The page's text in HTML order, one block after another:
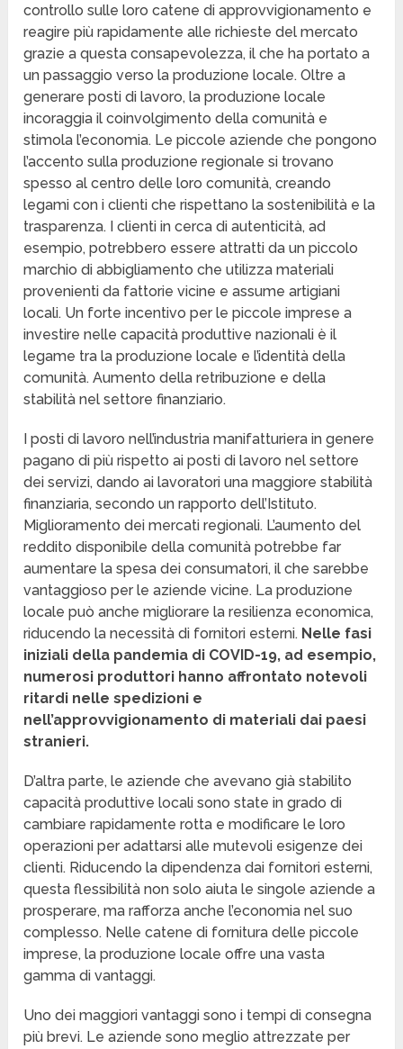
controllo sulle loro catene di approvvigionamento e
reagire più rapidamente alle richieste del mercato
grazie a questa consapevolezza, il che ha portato a
un passaggio verso la produzione locale. Oltre a
generare posti di lavoro, la produzione locale
incoraggia il coinvolgimento della comunità e
stimola l’economia. Le piccole aziende che pongono
l’accento sulla produzione regionale si trovano
spesso al centro delle loro comunità, creando
legami con i clienti che rispettano la sostenibilità e la
trasparenza. I clienti in cerca di autenticità, ad
esempio, potrebbero essere attratti da un piccolo
marchio di abbigliamento che utilizza materiali
provenienti da fattorie vicine e assume artigiani
locali. Un forte incentivo per le piccole imprese a
investire nelle capacità produttive nazionali è il
legame tra la produzione locale e l’identità della
comunità. Aumento della retribuzione e della
stabilità nel settore finanziario.
I posti di lavoro nell’industria manifatturiera in genere
pagano di più rispetto ai posti di lavoro nel settore
dei servizi, dando ai lavoratori una maggiore stabilità
finanziaria, secondo un rapporto dell’Istituto.
Miglioramento dei mercati regionali. L’aumento del
reddito disponibile della comunità potrebbe far
aumentare la spesa dei consumatori, il che sarebbe
vantaggioso per le aziende vicine. La produzione
locale può anche migliorare la resilienza economica,
riducendo la necessità di fornitori esterni. Nelle fasi
iniziali della pandemia di COVID-19, ad esempio,
numerosi produttori hanno affrontato notevoli
ritardi nelle spedizioni e
nell’approvvigionamento di materiali dai paesi
stranieri.
D’altra parte, le aziende che avevano già stabilito
capacità produttive locali sono state in grado di
cambiare rapidamente rotta e modificare le loro
operazioni per adattarsi alle mutevoli esigenze dei
clienti. Riducendo la dipendenza dai fornitori esterni,
questa flessibilità non solo aiuta le singole aziende a
prosperare, ma rafforza anche l’economia nel suo
complesso. Nelle catene di fornitura delle piccole
imprese, la produzione locale offre una vasta
gamma di vantaggi.
Uno dei maggiori vantaggi sono i tempi di consegna
più brevi. Le aziende sono meglio attrezzate per